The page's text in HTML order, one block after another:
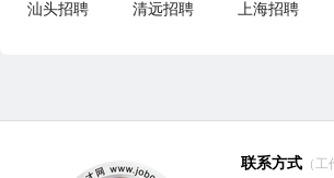
汕头招聘 清远招聘 上海招聘
联系方式 （